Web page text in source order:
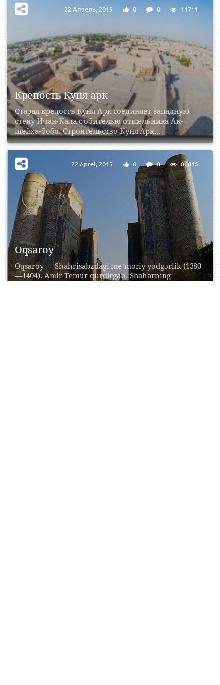
Крепость Куня арк
Старая крепость Куня Арк соединяет западную
стену Ичан-Кала с обителью отшельника Ак-
шейха-бобо. Строительство Куня Арк...
22 Апрель, 2015 0 0 11711
Oqsaroy
Oqsaroy — Shahrisabzdagi meʼmoriy yodgorlik (1380
—1404). Amir Temur qurdirgan. Shaharning
22 Aprel, 2015 0 0 86846